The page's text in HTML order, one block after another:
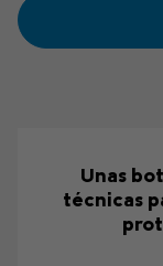
Unas
técnicas